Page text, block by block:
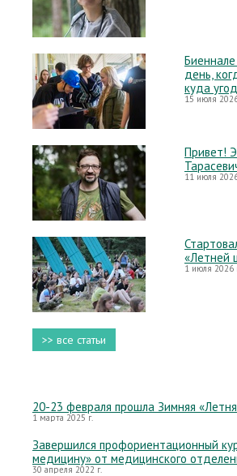
день,
куда
15 июля
Привет!
11 июля
«Летней
1 июля 2026
>> все статьи
20-23 февраля прошла Зимняя
1 марта 2025 г.
Завершился профориентационный
медицину» от медицинского
30 апреля 2022 г.